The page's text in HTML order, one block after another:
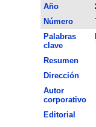
Año
Número
Palabras
clave
Resumen
Dirección
Autor
corporativo
Editorial